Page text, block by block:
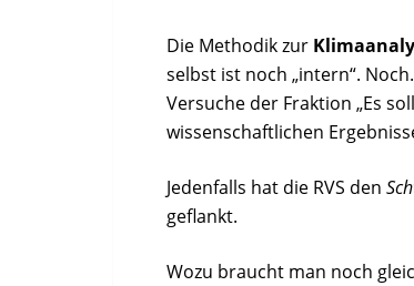
Die Methodik zur
selbst ist noch „intern“.
Versuche der Fraktion „Es
wissenschaftlichen
Jedenfalls hat die RVS den
geflankt.
Wozu braucht man noch